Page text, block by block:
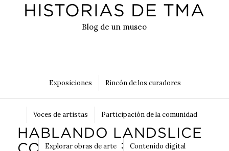
HISTORIAS DE TMA
Blog de un museo
Exposiciones Rincón de los curadores
Voces de artistas Participación de la comunidad
Explorar obras de arte Contenido digital
HABLANDO LANDSLICE
CON EL ARTISTA